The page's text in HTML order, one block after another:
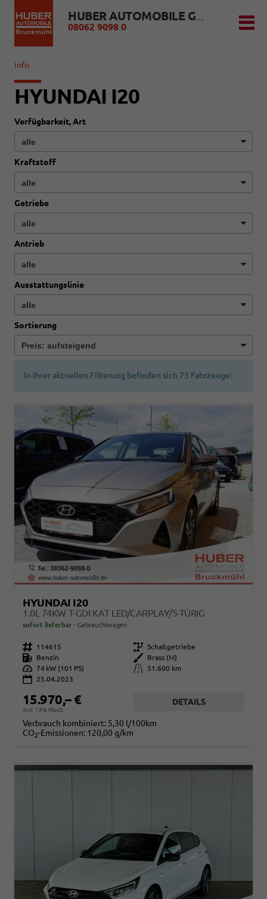
HUBER AUTOMOBILE GMBH
08062 9098 0
info
HYUNDAI I20
Verfügbarkeit, Art
Kraftstoff
Getriebe
Antrieb
Ausstattungslinie
Sortierung
In Ihrer aktuellen Filterung befinden sich 73 Fahrzeuge:
HYUNDAI I20
1.0L 74KW T-GDI KAT LED/CARPLAY/5-TÜRIG
sofort lieferbar Gebrauchtwagen
Fahrzeugnr. 114615 Getriebe Schaltgetriebe
Kraftstoff
Benzin Außenfarbe
Brass (M)
Leistung 74 kW (101 PS) Kilometerstand
51.600 km
25.04.2023
15.970,– €
incl. 19% MwSt.
DETAILS
Verbrauch kombiniert: 5,30 l/100km
CO2-Emissionen: 120,00 g/km